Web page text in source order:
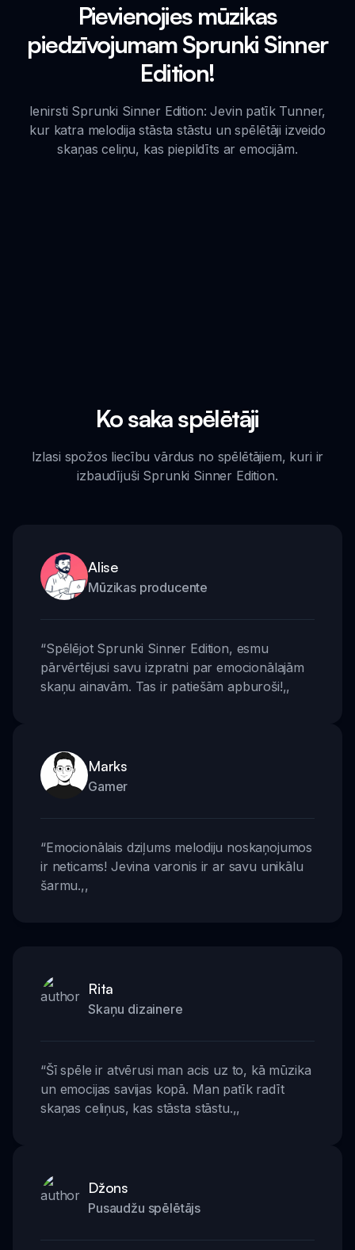
Pievienojies mūzikas
piedzīvojumam Sprunki Sinner
Edition!
Ienirsti Sprunki Sinner Edition: Jevin patīk Tunner,
kur katra melodija stāsta stāstu un spēlētāji izveido
skaņas celiņu, kas piepildīts ar emocijām.
Ko saka spēlētāji
Izlasi spožos liecību vārdus no spēlētājiem, kuri ir
izbaudījuši Sprunki Sinner Edition.
Alise
Mūzikas producente
“Spēlējot Sprunki Sinner Edition, esmu
pārvērtējusi savu izpratni par emocionālajām
skaņu ainavām. Tas ir patiešām apburoši!,,
Marks
Gamer
“Emocionālais dziļums melodiju noskaņojumos
ir neticams! Jevina varonis ir ar savu unikālu
šarmu.,,
Rita
Skaņu dizainere
“Šī spēle ir atvērusi man acis uz to, kā mūzika
un emocijas savijas kopā. Man patīk radīt
skaņas celiņus, kas stāsta stāstu.,,
Džons
Pusaudžu spēlētājs